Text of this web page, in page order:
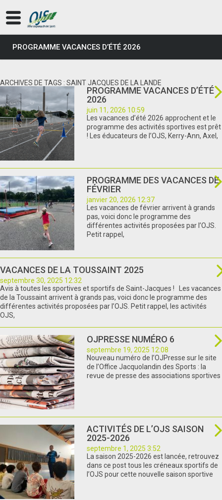
PROGRAMME VACANCES D’ÉTÉ 2026
ARCHIVES DE TAGS : SAINT JACQUES DE LA LANDE
PROGRAMME VACANCES D’ÉTÉ
2026
juin 11, 2026 10:59
Les vacances d’été 2026 approchent et le
programme des activités sportives est prêt
! Les éducateurs de l’OJS, Kerry-Ann, Axel,
PROGRAMME DES VACANCES DE
FÉVRIER
janvier 20, 2026 12:37
Les vacances de février arrivent à grands
pas, voici donc le programme des
différentes activités proposées par l’OJS.
Petit rappel,
VACANCES DE LA TOUSSAINT 2025
septembre 30, 2025 12:32
Avis à toutes les sportives et sportifs de Saint-Jacques ! Les vacances
de la Toussaint arrivent à grands pas, voici donc le programme des
différentes activités proposées par l’OJS. Petit rappel, les activités
OJS,
OJPRESSE NUMÉRO 6
septembre 19, 2025 12:08
Nouveau numéro de l’OJPresse sur le site
de l’Office Jacquolandin des Sports : la
revue de presse des associations sportives
ACTIVITÉS DE L’OJS SAISON
2025-2026
septembre 1, 2025 3:52
La saison 2025-2026 est lancée, retrouvez
dans ce post tous les créneaux sportifs de
l’OJS pour cette nouvelle saison sportive